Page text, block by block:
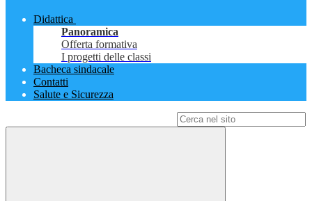
Didattica
Panoramica
Offerta formativa
I progetti delle classi
Bacheca sindacale
Contatti
Salute e Sicurezza